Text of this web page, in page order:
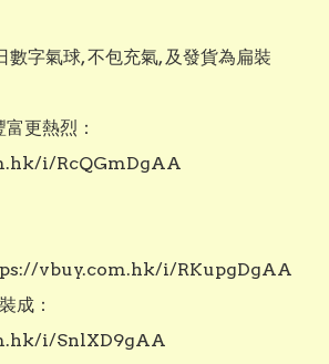
數字氣球, 不包充氣, 及發貨為扁裝
更熱烈：
i/RcQGmDgAA
vbuy.com.hk/i/RKupgDgAA
成：
i/SnlXD9gAA